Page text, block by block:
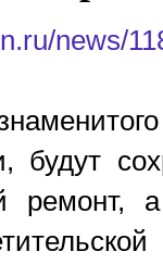
news/
будут
ремонт,